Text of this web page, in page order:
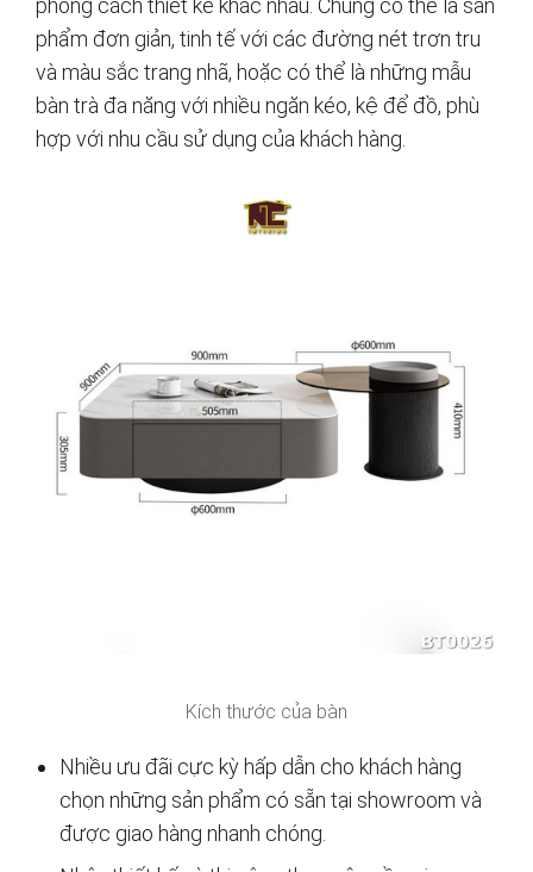
phong cách thiết kế khác nhau. Chúng có thể là sản
phẩm đơn giản, tinh tế với các đường nét trơn tru
và màu sắc trang nhã, hoặc có thể là những mẫu
bàn trà đa năng với nhiều ngăn kéo, kệ để đồ, phù
hợp với nhu cầu sử dụng của khách hàng.
Kích thước của bàn
Nhiều ưu đãi cực kỳ hấp dẫn cho khách hàng
chọn những sản phẩm có sẵn tại showroom và
được giao hàng nhanh chóng.